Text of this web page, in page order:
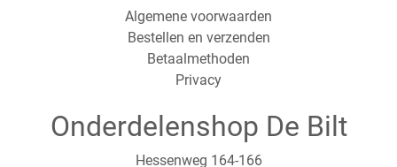
Algemene voorwaarden
Bestellen en verzenden
Betaalmethoden
Privacy
Onderdelenshop De Bilt
Hessenweg 164-166